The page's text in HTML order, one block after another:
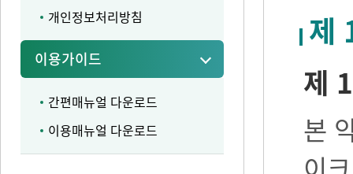
개인정보처리방침
이용가이드
간편매뉴얼 다운로드
이용매뉴얼 다운로드
제
제
본